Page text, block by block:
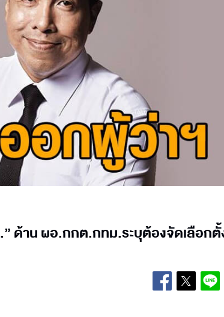
ด้าน ผอ.กกต.กทม.ระบุต้องจัดเลือกตั้